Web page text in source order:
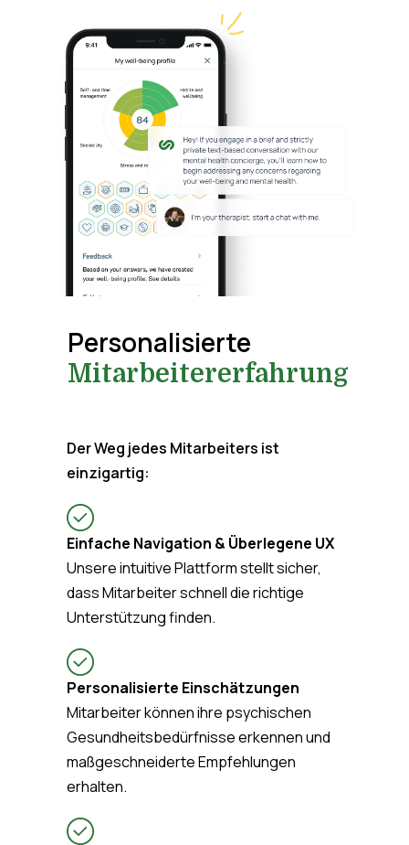
Personalisierte
Mitarbeitererfahrung
Der Weg jedes Mitarbeiters ist
einzigartig:
Einfache Navigation & Überlegene UX
Unsere intuitive Plattform stellt sicher,
dass Mitarbeiter schnell die richtige
Unterstützung finden.
Personalisierte Einschätzungen
Mitarbeiter können ihre psychischen
Gesundheitsbedürfnisse erkennen und
maßgeschneiderte Empfehlungen
erhalten.